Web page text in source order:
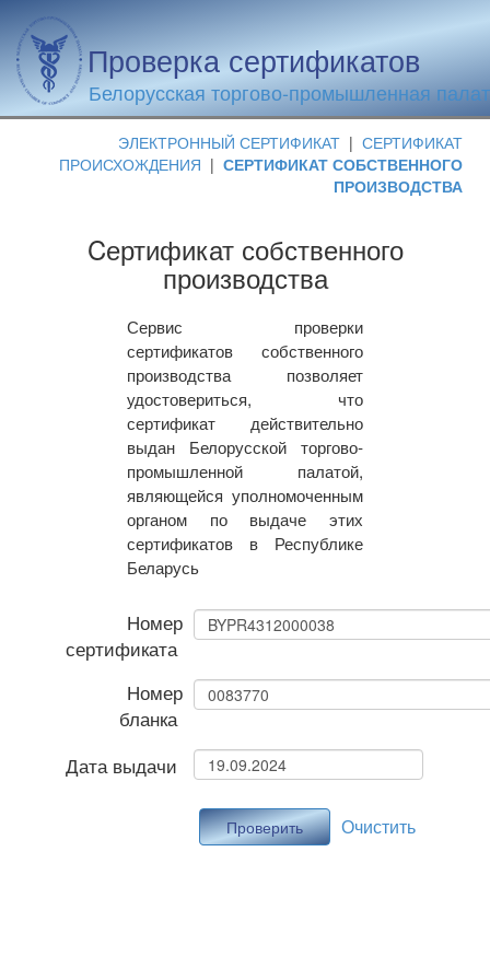
Проверка сертификатов
Белорусская торгово-промышленная
ЭЛЕКТРОННЫЙ СЕРТИФИКАТ | СЕРТИФИКАТ
ПРОИСХОЖДЕНИЯ | СЕРТИФИКАТ СОБСТВЕННОГО
ПРОИЗВОДСТВА
Cертификат собственного
производства
Сервис проверки
сертификатов собственного
производства позволяет
удостовериться, что
сертификат действительно
выдан Белорусской торгово-
промышленной палатой,
являющейся уполномоченным
органом по выдаче этих
сертификатов в Республике
Беларусь
Номер
сертификата
Номер
бланка
Дата выдачи
Проверить Очистить